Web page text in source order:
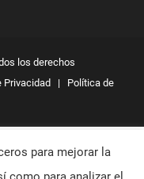
los derechos
Privacidad | Política de
para mejorar la